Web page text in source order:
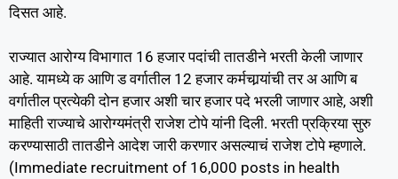
दिसत आहे.
राज्यात आरोग्य विभागात 16 हजार पदांची तातडीने भरती केली जाणार
आहे. यामध्ये क आणि ड वर्गातील 12 हजार कर्मचार्‍यांची तर अ आणि ब
वर्गातील प्रत्येकी दोन हजार अशी चार हजार पदे भरली जाणार आहे, अशी
माहिती राज्याचे आरोग्यमंत्री राजेश टोपे यांनी दिली. भरती प्रक्रिया सुरु
करण्यासाठी तातडीने आदेश जारी करणार असल्याचं राजेश टोपे म्हणाले.
(Immediate recruitment of 16,000 posts in health